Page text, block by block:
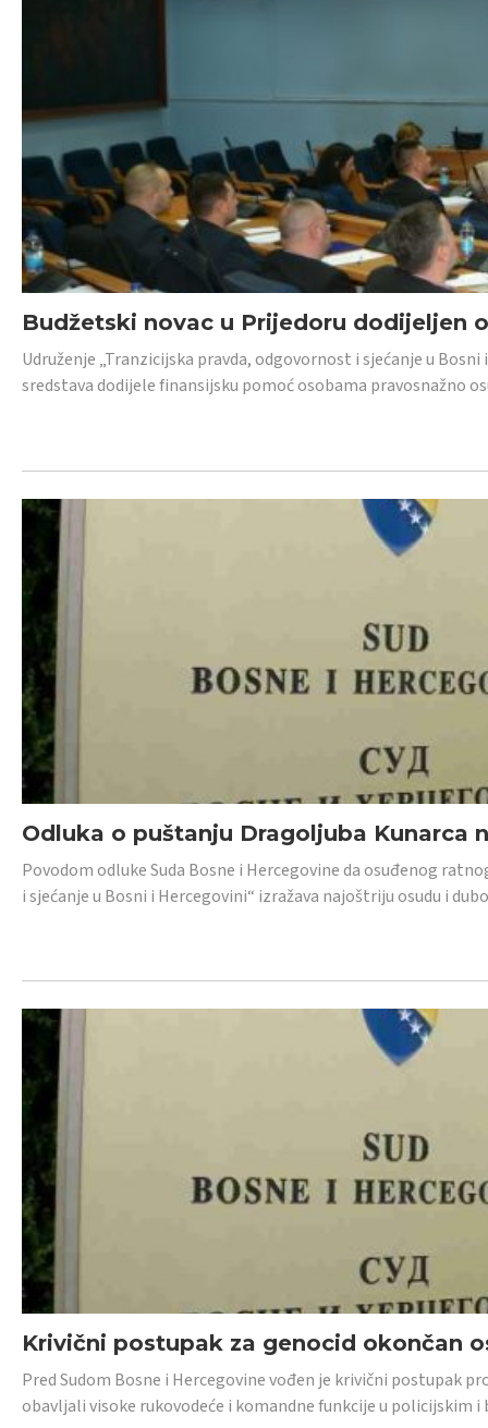
Budžetski novac u Prijedoru dodijeljen
Udruženje „Tranzicijska pravda, odgovornost i sjećanje u
sredstava dodijele finansijsku pomoć osobama pravosnažno
Odluka o puštanju Dragoljuba Kunarca
Povodom odluke Suda Bosne i Hercegovine da osuđenog
i sjećanje u Bosni i Hercegovini“ izražava najoštriju osudu i
Krivični postupak za genocid okončan
Pred Sudom Bosne i Hercegovine vođen je krivični postupak
obavljali visoke rukovodeće i komandne funkcije u policijskim